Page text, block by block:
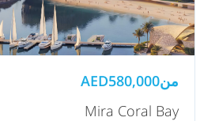
من AED580,000
Mira Coral Bay